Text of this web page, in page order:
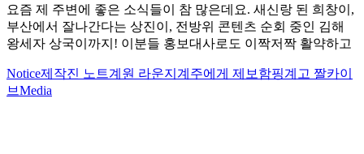
요즘 제 주변에 좋은 소식들이 참 많은데요. 새신랑 된 희창이,
부산에서 잘나간다는 상진이, 전방위 콘텐츠 순회 중인 김해
왕세자 상국이까지! 이분들 홍보대사로도 이짝저짝 활약하고
Notice제작진 노트계원 라운지 계주에게 제보함핑계고 짤카이
브Media